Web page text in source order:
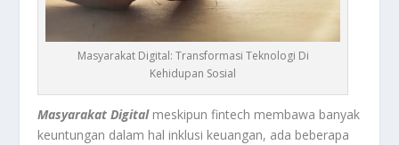
Masyarakat Digital: Transformasi Teknologi Di
Kehidupan Sosial
Masyarakat Digital meskipun fintech membawa banyak
keuntungan dalam hal inklusi keuangan, ada beberapa